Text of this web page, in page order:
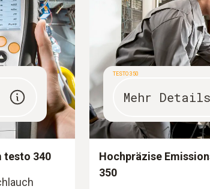
testo 340
TESTO 350
Mehr Details
Hochpräzise
350